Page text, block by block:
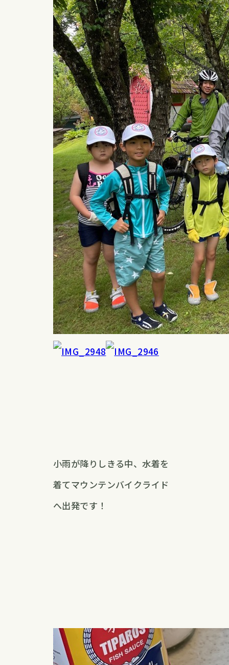
小雨が降りしきる中、水着を
着てマウンテンバイクライド
へ出発です！